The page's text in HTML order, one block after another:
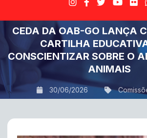
CEDA DA OAB-GO LANÇA
CARTILHA
CONSCIENTIZAR SOBRE O
ANIMAIS
30/06/2026